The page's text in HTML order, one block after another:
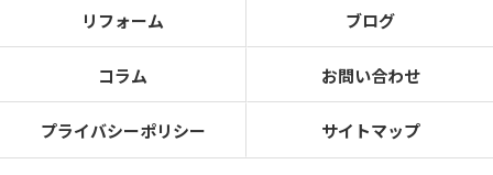
リフォーム ブログ
コラム お問い合わせ
プライバシーポリシー サイトマップ